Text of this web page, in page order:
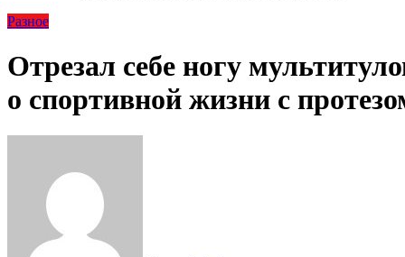
Разное
Отрезал себе ногу
о спортивной жизни с